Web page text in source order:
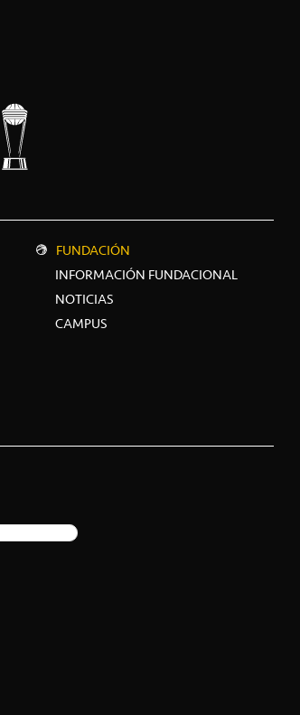
FUNDACIÓN
INFORMACIÓN FUNDACIONAL
NOTICIAS
CAMPUS